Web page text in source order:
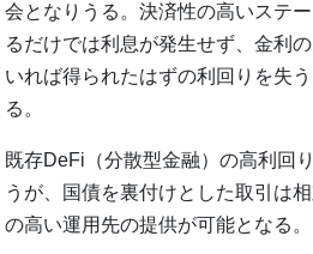
会となりうる。決済性の高いステ
るだけでは利息が発生せず、金利
いれば得られたはずの利回りを失
る。
既存DeFi（分散型金融）の高利回
うが、国債を裏付けとした取引は
の高い運用先の提供が可能となる。